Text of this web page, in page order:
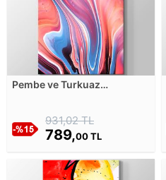
Pembe ve Turkuaz
Tablosu931,02 TL
789,00 TL